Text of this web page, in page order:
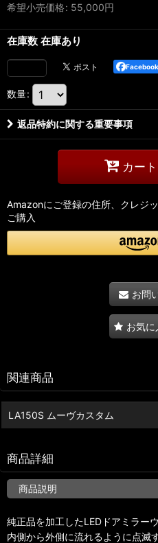
希望小売価格: 55,000円
在庫数 在庫あり
数量:
返品特約に関する重要事項
カー
Amazonにご登録の住所、クレジ
ご購入
お問
お気
関連商品
LA150S ムーヴカスタム
商品詳細
商品説明
純正品を加工したLEDドアミラー
内側から外側に流れるように点滅